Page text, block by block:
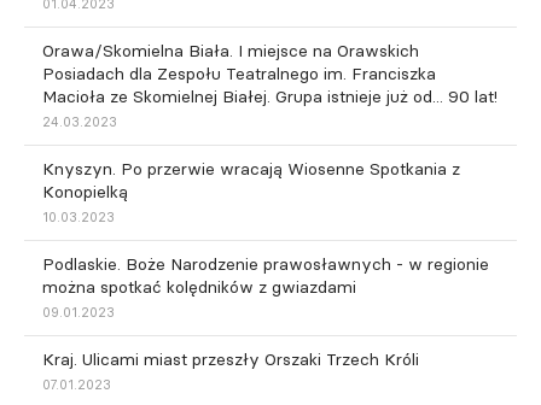
01.04.2023
Orawa/Skomielna Biała. I miejsce na Orawskich
Posiadach dla Zespołu Teatralnego im. Franciszka
Macioła ze Skomielnej Białej. Grupa istnieje już od... 90 lat!
24.03.2023
Knyszyn. Po przerwie wracają Wiosenne Spotkania z
Konopielką
10.03.2023
Podlaskie. Boże Narodzenie prawosławnych - w regionie
można spotkać kolędników z gwiazdami
09.01.2023
Kraj. Ulicami miast przeszły Orszaki Trzech Króli
07.01.2023